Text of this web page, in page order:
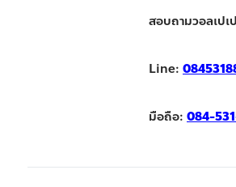
สอบถามวอลเปเ
Line:
มือถือ: 084-